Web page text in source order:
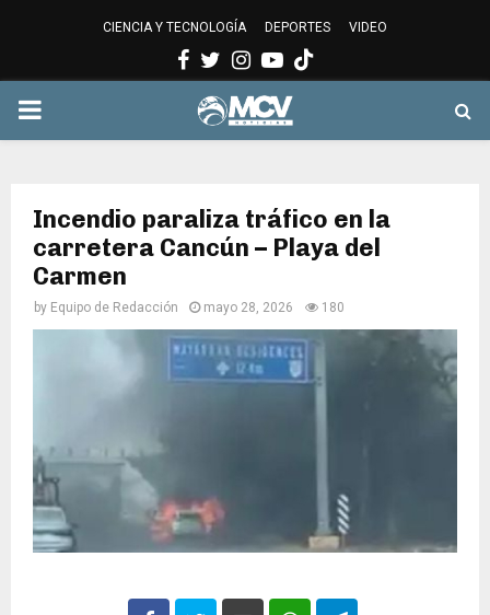
CIENCIA Y TECNOLOGÍA DEPORTES VIDEO
Facebook
Twitter
Instagram
Youtube
PRIMARY
Incendio paraliza tráfico en la
carretera Cancún – Playa del
Carmen
by Equipo de Redacción mayo 28, 2026 180